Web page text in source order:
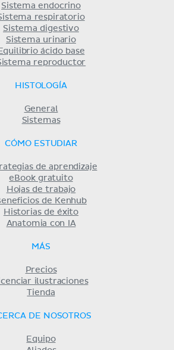
Sistema endocrino
respiratorio
Sistema digestivo
Sistema urinario
ácido base
reproductor
HISTOLOGÍA
General
Sistemas
CÓMO ESTUDIAR
de aprendizaje
eBook gratuito
Hojas de trabajo
de Kenhub
Historias de éxito
Anatomia con IA
MÁS
Precios
ilustraciones
Tienda
DE NOSOTROS
Equipo